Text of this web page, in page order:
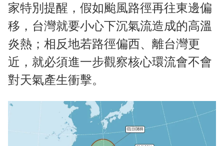
家特別提醒，假如颱風路徑再往東邊偏
移，台灣就要小心下沉氣流造成的高溫
炎熱；相反地若路徑偏西、離台灣更
近，就必須進一步觀察核心環流會不會
對天氣產生衝擊。